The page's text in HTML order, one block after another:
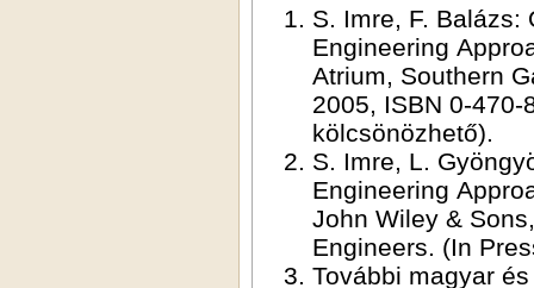
S. Imre, F. Balázs:
Engineering
Atrium, Southern
2005, ISBN 0-
kölcsönözhető).
S. Imre, L.
Engineering
John Wiley &
Engineers. (In
További magyar